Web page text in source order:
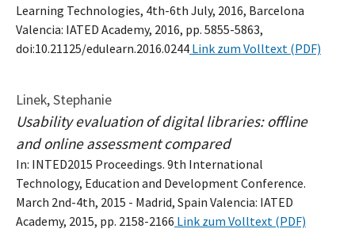
Learning Technologies, 4th-6th July, 2016, Barcelona
Valencia: IATED Academy, 2016, pp. 5855-5863,
doi:10.21125/edulearn.2016.0244 Link zum Volltext (PDF)
Linek, Stephanie
Usability evaluation of digital libraries: offline
and online assessment compared
In: INTED2015 Proceedings. 9th International
Technology, Education and Development Conference.
March 2nd-4th, 2015 - Madrid, Spain Valencia: IATED
Academy, 2015, pp. 2158-2166 Link zum Volltext (PDF)